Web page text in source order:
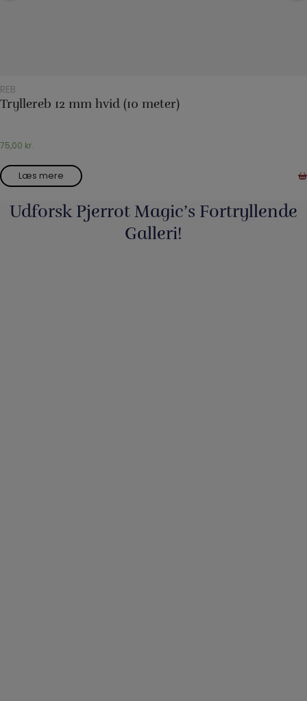
REB
Tryllereb 12 mm hvid (10 meter)
75,00 kr.
Læs mere
Udforsk Pjerrot Magic’s Fortryllende
Galleri!